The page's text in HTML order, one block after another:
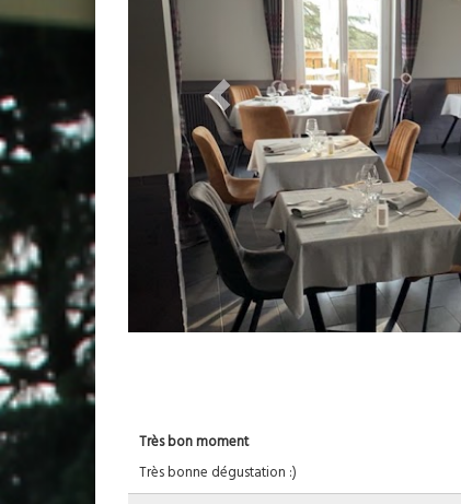
Très bon moment
Très bonne dégustation :)